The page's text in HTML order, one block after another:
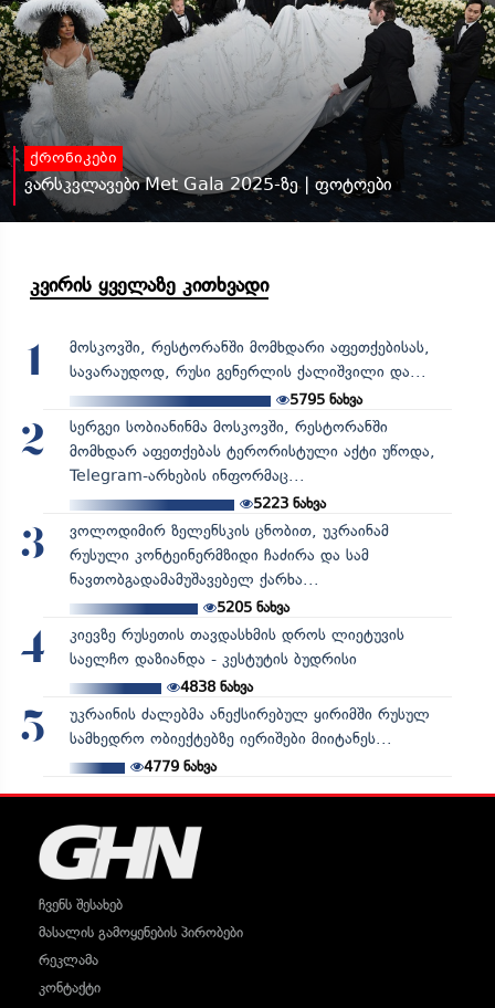
ქრონიკები
ვარსკვლავები Met Gala 2025-ზე | ფოტოები
კვირის ყველაზე კითხვადი
1
მოსკოვში, რესტორანში მომხდარი აფეთქებისას,
სავარაუდოდ, რუსი გენერლის ქალიშვილი და...
5795 ნახვა
2
სერგეი სობიანინმა მოსკოვში, რესტორანში
მომხდარ აფეთქებას ტერორისტული აქტი უწოდა,
Telegram-არხების ინფორმაც...
5223ნახვა
3
ვოლოდიმირ ზელენსკის ცნობით, უკრაინამ
რუსული კონტეინერმზიდი ჩაძირა და სამ
ნავთობგადამამუშავებელ ქარხა...
5205ნახვა
4
კიევზე რუსეთის თავდასხმის დროს ლიეტუვის
საელჩო დაზიანდა - კესტუტის ბუდრისი
4838ნახვა
5
უკრაინის ძალებმა ანექსირებულ ყირიმში რუსულ
სამხედრო ობიექტებზე იერიშები მიიტანეს...
4779ნახვა
ჩვენს შესახებ
მასალის გამოყენების პირობები
რეკლამა
კონტაქტი